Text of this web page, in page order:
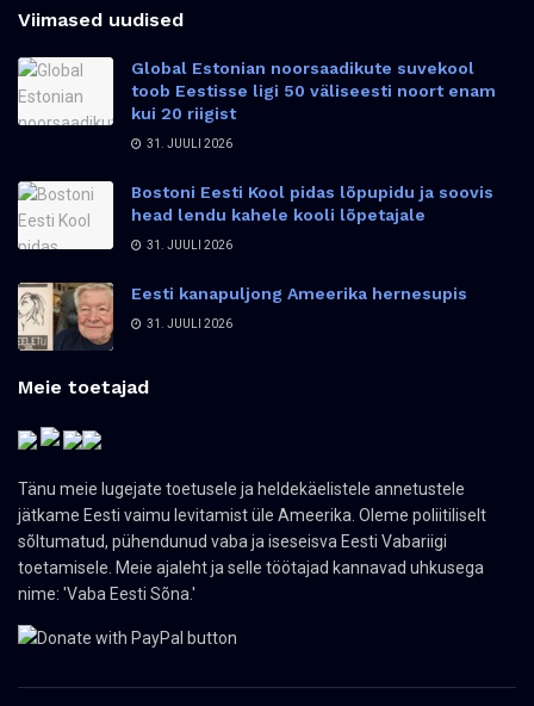
Viimased uudised
Global Estonian noorsaadikute suvekool
toob Eestisse ligi 50 väliseesti noort enam
kui 20 riigist
31. JUULI 2026
Bostoni Eesti Kool pidas lõpupidu ja soovis
head lendu kahele kooli lõpetajale
31. JUULI 2026
Eesti kanapuljong Ameerika hernesupis
31. JUULI 2026
Meie toetajad
Tänu meie lugejate toetusele ja heldekäelistele annetustele
jätkame Eesti vaimu levitamist üle Ameerika. Oleme poliitiliselt
sõltumatud, pühendunud vaba ja iseseisva Eesti Vabariigi
toetamisele. Meie ajaleht ja selle töötajad kannavad uhkusega
nime: 'Vaba Eesti Sõna.'